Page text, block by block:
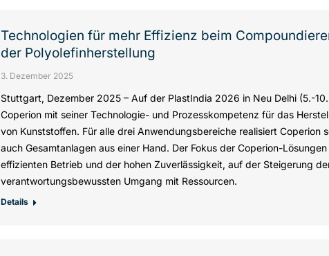
Technologien für mehr Effizienz beim
der Polyolefinherstellung
3. Dezember 2025
Stuttgart, Dezember 2025 – Auf der PlastIndia 2026 in Neu Delhi (5.-
Coperion mit seiner Technologie- und Prozesskompetenz für das
von Kunststoffen. Für alle drei Anwendungsbereiche realisiert Coperion
auch Gesamtanlagen aus einer Hand. Der Fokus der Coperion-
effizienten Betrieb und der hohen Zuverlässigkeit, auf der Steigerung
verantwortungsbewussten Umgang mit Ressourcen.
Details